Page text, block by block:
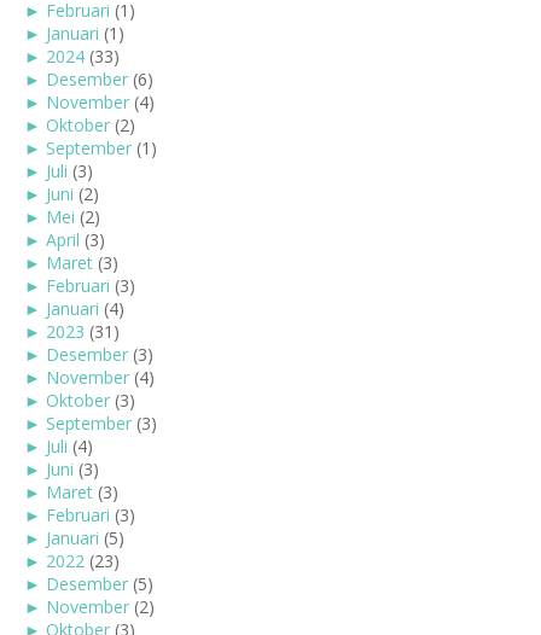
► Februari (1)
► Januari (1)
► 2024 (33)
► Desember (6)
► November (4)
► Oktober (2)
► September (1)
► Juli (3)
► Juni (2)
► Mei (2)
► April (3)
► Maret (3)
► Februari (3)
► Januari (4)
► 2023 (31)
► Desember (3)
► November (4)
► Oktober (3)
► September (3)
► Juli (4)
► Juni (3)
► Maret (3)
► Februari (3)
► Januari (5)
► 2022 (23)
► Desember (5)
► November (2)
► Oktober (3)